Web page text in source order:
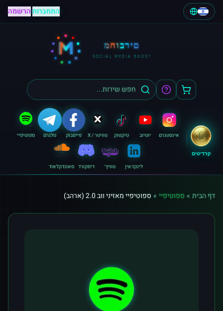
התחברות|הרשמה
M מחוברים
SOCIAL MEDIA BOOST
קרדיטים
אינסטגרם יוטיוב טיקטוק טוויטר / X פייסבוק טלגרם ספוטיפיי
לינקדאין טוויץ׳ דיסקורד סאונדקלאוד
דף הבית » ספוטיפיי » ספוטיפיי מאזיני ווב 2.0 (ארהב)